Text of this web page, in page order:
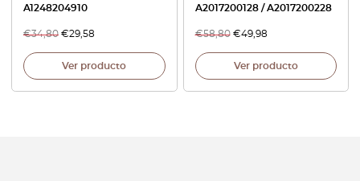
A1248204910
€34,80 €29,58
Ver producto
A2017200128 / A2017200228
€58,80 €49,98
Ver producto